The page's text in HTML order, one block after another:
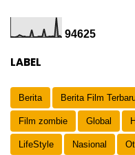
94625
LABEL
Berita Berita Film
Film zombie Global
LifeStyle Nasional